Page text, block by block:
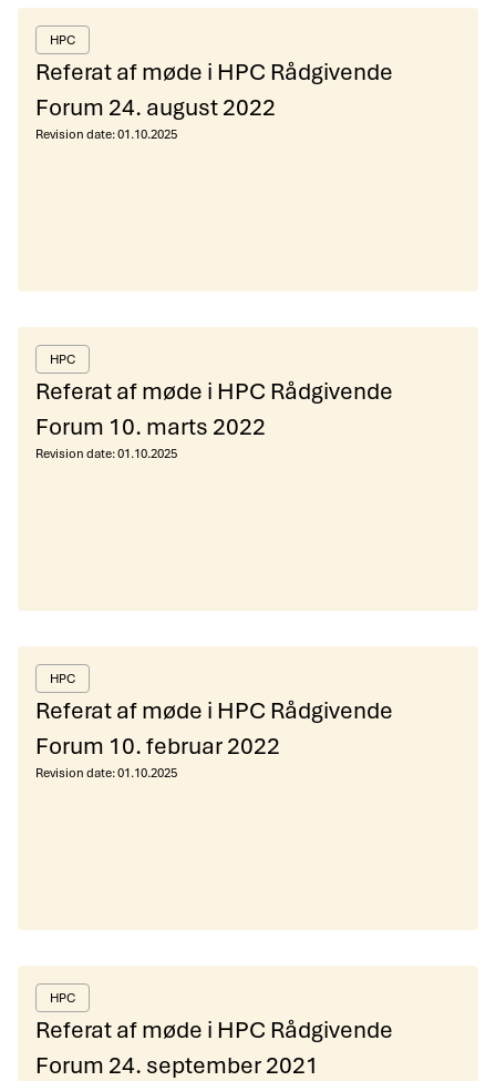
HPC
Referat af møde i HPC Rådgivende
Forum 24. august 2022
Revision date:01.10.2025
HPC
Referat af møde i HPC Rådgivende
Forum 10. marts 2022
Revision date:01.10.2025
HPC
Referat af møde i HPC Rådgivende
Forum 10. februar 2022
Revision date:01.10.2025
HPC
Referat af møde i HPC Rådgivende
Forum 24. september 2021